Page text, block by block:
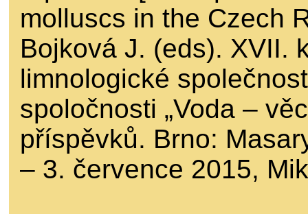
molluscs in the Czech
Bojková J. (eds). XVII.
limnologické
spoločnosti „Voda –
příspěvků. Brno:
– 3. července 2015,